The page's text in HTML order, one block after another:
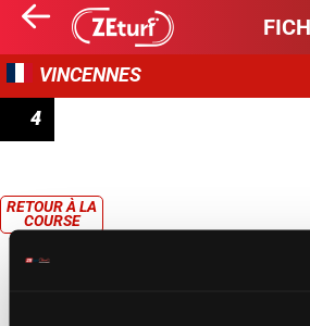
VINCENNES
4
RETOUR À LA
COURSE